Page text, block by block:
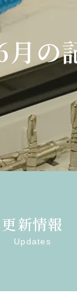
美しい
Aesthetic
の
更新情報
Updates